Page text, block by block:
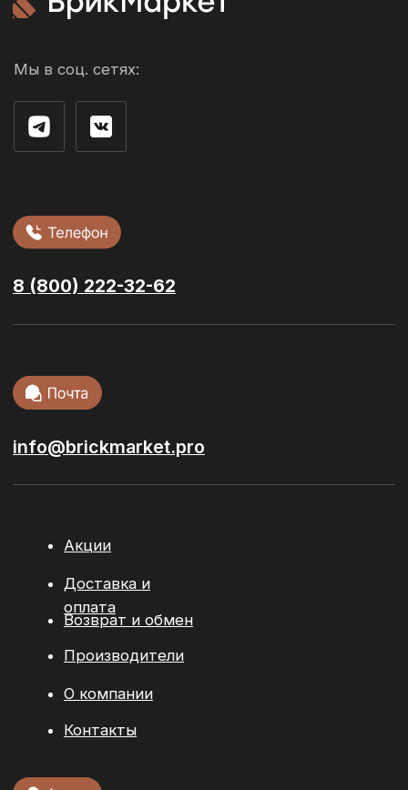
г. Рязань ул. 3-и Бутырки,
с1Д, 3 этаж, офис 305
Облицовочный кирпич
Стеновые блоки
Фасадная плитка
Тротуарная
плитка
Кровельные